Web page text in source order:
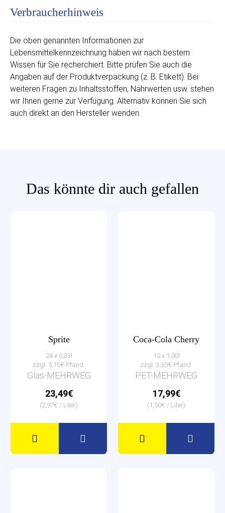
Verbraucherhinweis
Die oben genannten Informationen zur
Lebensmittelkennzeichnung haben wir nach bestem
Wissen für Sie recherchiert. Bitte prüfen Sie auch die
Angaben auf der Produktverpackung (z. B. Etikett). Bei
weiteren Fragen zu Inhaltsstoffen, Nährwerten usw. stehen
wir Ihnen gerne zur Verfügung. Alternativ können Sie sich
auch direkt an den Hersteller wenden.
Das könnte dir auch gefallen
Sprite
24 x 0,33l
zzgl. 5,10€ Pfand
Glas-MEHRWEG
23,49€
(2,97€ / Liter)
Coca-Cola Cherry
12 x 1,00l
zzgl. 3,30€ Pfand
PET-MEHRWEG
17,99€
(1,50€ / Liter)